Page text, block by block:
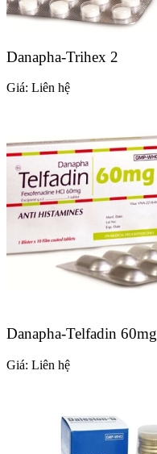
Danapha-Trihex 2
Giá: Liên hệ
Danapha-Telfadin 60mg
Giá: Liên hệ